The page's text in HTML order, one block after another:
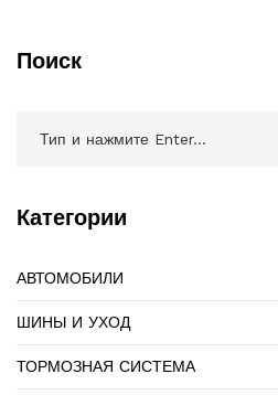
Поиск
Категории
АВТОМОБИЛИ
ШИНЫ И УХОД
ТОРМОЗНАЯ СИСТЕМА